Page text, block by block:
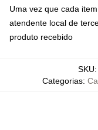
Uma vez que cada
atendente local de
produto recebido
SKU:
Categorias: